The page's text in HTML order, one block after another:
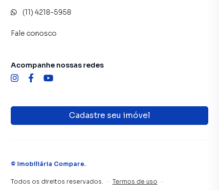
(11) 4218-5958
Fale conosco
Cadastre seu imóvel
Acompanhe nossas redes
© Imobiliária Compare.
Todos os direitos reservados. · Termos de uso ·